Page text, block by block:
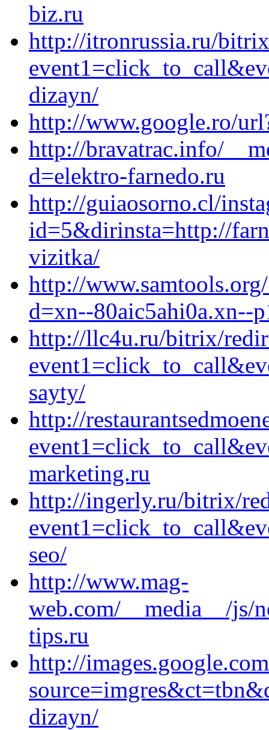
biz.ru
http://itronrussia.ru/
dizayn/
http://www.google.ro/
http://bravatrac.info/
d=elektro-farnedo.ru
http://guiaosorno.cl/
id=5&dirinsta=http://
vizitka/
http://
d=xn--80aic5ahi0a.xn--
http://llc4u.ru/bitrix/
sayty/
http://
marketing.ru
http://ingerly.ru/bitrix/
seo/
http://www.mag-
web.com/__media__/js/
tips.ru
http://
dizayn/